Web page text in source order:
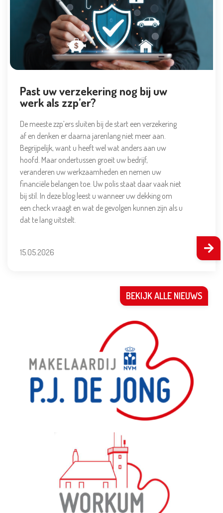
Past uw verzekering nog bij uw
werk als zzp’er?
De meeste zzp’ers sluiten bij de start een verzekering
af en denken er daarna jarenlang niet meer aan.
Begrijpelijk, want u heeft wel wat anders aan uw
hoofd. Maar ondertussen groeit uw bedrijf,
veranderen uw werkzaamheden en nemen uw
financiële belangen toe. Uw polis staat daar vaak niet
bij stil. In deze blog leest u wanneer uw dekking om
een check vraagt en wat de gevolgen kunnen zijn als u
dat te lang uitstelt.
15.05.2026
BEKIJK ALLE NIEUWS